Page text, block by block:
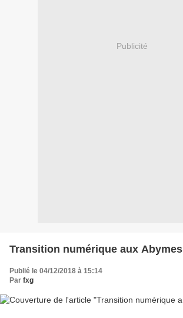
Publicité
Transition numérique aux Abymes
Publié le 04/12/2018 à 15:14
Par fxg